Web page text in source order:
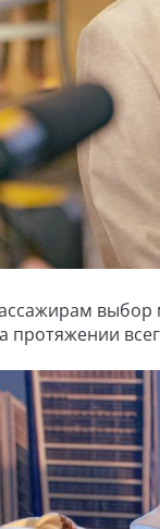
протяжении